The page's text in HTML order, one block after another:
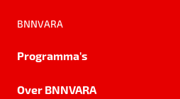
BNNVARA
Programma's
Over BNNVARA